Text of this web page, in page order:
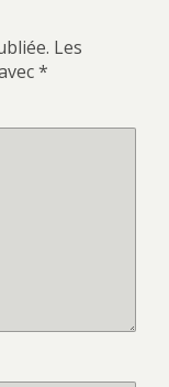
Les
*